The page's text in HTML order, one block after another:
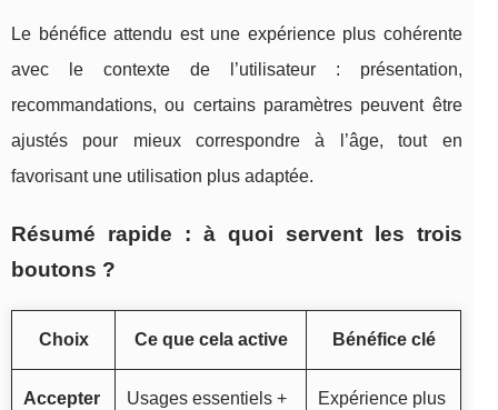
Le bénéfice attendu est une expérience plus cohérente
avec le contexte de l’utilisateur : présentation,
recommandations, ou certains paramètres peuvent être
ajustés pour mieux correspondre à l’âge, tout en
favorisant une utilisation plus adaptée.
Résumé rapide : à quoi servent les trois
boutons ?
Choix Ce que cela active Bénéfice clé
Accepter
Usages essentiels +
Expérience plus